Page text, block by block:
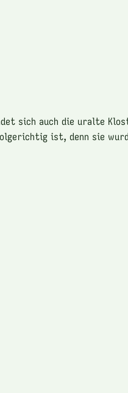
sich auch die uralte
ist, denn sie